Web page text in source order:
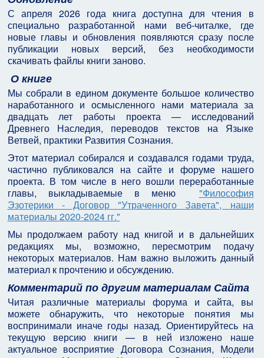
С апреля 2026 года книга доступна для чтения в
специально разработанной нами веб-читалке, где
новые главы и обновления появляются сразу после
публикации новых версий, без необходимости
скачивать файлы книги заново.
О книге
Мы собрали в едином документе большое количество
наработанного и осмысленного нами материала за
двадцать лет работы проекта — исследований
Древнего Наследия, переводов текстов на Языке
Ветвей, практики Развития Сознания.
Этот материал собирался и создавался годами труда,
частично публиковался на сайте и форуме нашего
проекта. В том числе в него вошли переработанные
главы, выкладываемые в меню "Философия
Эзотерики - Договор "Утраченного Завета", наши
материалы 2020-2024 гг."
Мы продолжаем работу над книгой и в дальнейших
редакциях мы, возможно, пересмотрим подачу
некоторых материалов. Нам важно выложить данный
материал к прочтению и обсуждению.
Комментарий по другим материалам Сайта
Читая различные материалы форума и сайта, вы
можете обнаружить, что некоторые понятия мы
воспринимали иначе годы назад. Ориентируйтесь на
текущую версию книги — в ней изложено наше
актуальное восприятие Договора Сознания, Модели